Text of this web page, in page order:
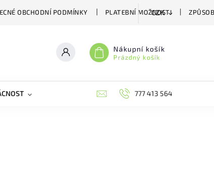
OBCHODNÍ PODMÍNKY PLATEBNÍ MOŽNOSTI
CZK
Nákupní košík
Prázdný košík
BIOAGENS777 413 564